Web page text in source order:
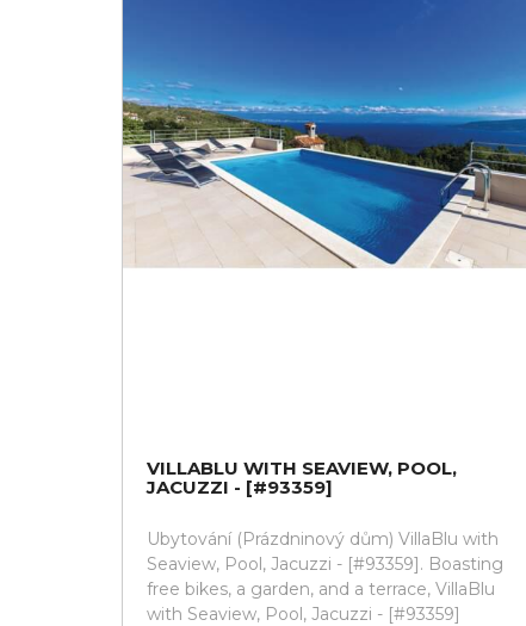
VILLABLU WITH SEAVIEW, POOL,
JACUZZI - [#93359]
Ubytování (Prázdninový dům) VillaBlu with
Seaview, Pool, Jacuzzi - [#93359]. Boasting
free bikes, a garden, and a terrace, VillaBlu
with Seaview, Pool, Jacuzzi - [#93359]